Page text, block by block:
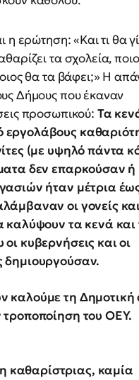
η ερώτηση: «Και τι θα
τα σχολεία,
θα τα βάφει;» Η
Δήμους που έκαναν
προσωπικού: Τα
(με υψηλό πάντα
δεν επαρκούσαν ή
ήταν μέτρια
οι γονείς
καλύψουν τα κενά και
κυβερνήσεις και οι
δημιουργούσαν.
καλούμε τη Δημοτική
του ΟΕΥ.
καθαρίστριας, καμία